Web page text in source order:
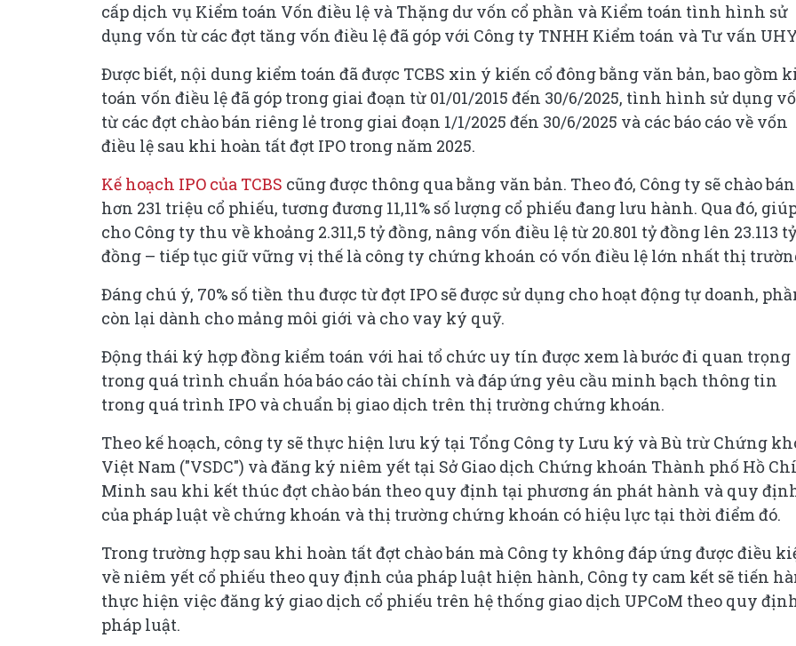
cấp dịch vụ Kiểm toán Vốn điều lệ và Thặng dư vốn cổ phần và Kiểm toán tình hình sử
dụng vốn từ các đợt tăng vốn điều lệ đã góp với Công ty TNHH Kiểm toán và Tư vấn
Được biết, nội dung kiểm toán đã được TCBS xin ý kiến cổ đông bằng văn bản, bao gồm
toán vốn điều lệ đã góp trong giai đoạn từ 01/01/2015 đến 30/6/2025, tình hình sử dụng
từ các đợt chào bán riêng lẻ trong giai đoạn 1/1/2025 đến 30/6/2025 và các báo cáo về vốn
điều lệ sau khi hoàn tất đợt IPO trong năm 2025.
Kế hoạch IPO của TCBS cũng được thông qua bằng văn bản. Theo đó, Công ty sẽ chào bán
hơn 231 triệu cổ phiếu, tương đương 11,11% số lượng cổ phiếu đang lưu hành. Qua đó,
cho Công ty thu về khoảng 2.311,5 tỷ đồng, nâng vốn điều lệ từ 20.801 tỷ đồng lên 23.113 tỷ
đồng – tiếp tục giữ vững vị thế là công ty chứng khoán có vốn điều lệ lớn nhất thị
Đáng chú ý, 70% số tiền thu được từ đợt IPO sẽ được sử dụng cho hoạt động tự doanh,
còn lại dành cho mảng môi giới và cho vay ký quỹ.
Động thái ký hợp đồng kiểm toán với hai tổ chức uy tín được xem là bước đi quan trọng
trong quá trình chuẩn hóa báo cáo tài chính và đáp ứng yêu cầu minh bạch thông tin
trong quá trình IPO và chuẩn bị giao dịch trên thị trường chứng khoán.
Theo kế hoạch, công ty sẽ thực hiện lưu ký tại Tổng Công ty Lưu ký và Bù trừ Chứng
Việt Nam ("VSDC") và đăng ký niêm yết tại Sở Giao dịch Chứng khoán Thành phố Hồ Chí
Minh sau khi kết thúc đợt chào bán theo quy định tại phương án phát hành và quy
của pháp luật về chứng khoán và thị trường chứng khoán có hiệu lực tại thời điểm đó.
Trong trường hợp sau khi hoàn tất đợt chào bán mà Công ty không đáp ứng được điều
về niêm yết cổ phiếu theo quy định của pháp luật hiện hành, Công ty cam kết sẽ tiến
thực hiện việc đăng ký giao dịch cổ phiếu trên hệ thống giao dịch UPCoM theo quy
pháp luật.